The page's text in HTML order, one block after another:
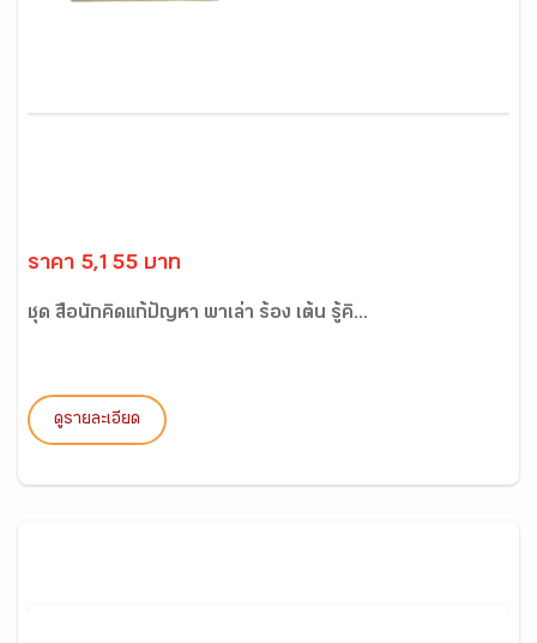
ราคา 5,155 บาท
ชุด สื่อนักคิดแก้ปัญหา พาเล่า ร้อง เต้น รู้คิ...
ดูรายละเอียด